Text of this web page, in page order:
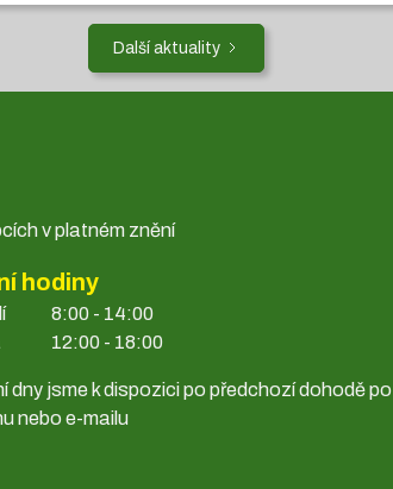
Další aktuality
v platném znění
hodiny
8:00 - 14:00
12:00 - 18:00
dny jsme k dispozici po předchozí dohodě po
nebo e-mailu